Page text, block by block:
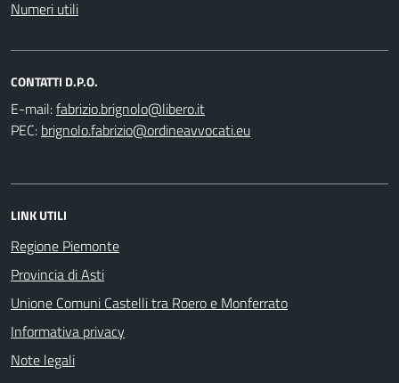
Numeri utili
CONTATTI D.P.O.
E-mail:
PEC:
LINK UTILI
Regione Piemonte
Provincia di Asti
Unione Comuni Castelli tra Roero e Monferrato
Informativa privacy
Note legali